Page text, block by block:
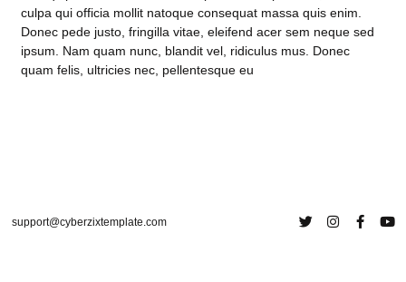
culpa qui officia mollit natoque consequat massa quis enim.
Donec pede justo, fringilla vitae, eleifend acer sem neque sed
ipsum. Nam quam nunc, blandit vel, ridiculus mus. Donec
quam felis, ultricies nec, pellentesque eu
support@cyberzixtemplate.com